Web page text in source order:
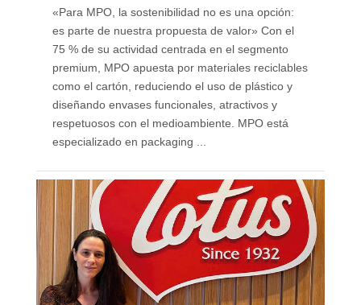
«Para MPO, la sostenibilidad no es una opción:
es parte de nuestra propuesta de valor» Con el
75 % de su actividad centrada en el segmento
premium, MPO apuesta por materiales reciclables
como el cartón, reduciendo el uso de plástico y
diseñando envases funcionales, atractivos y
respetuosos con el medioambiente. MPO está
especializado en packaging ...